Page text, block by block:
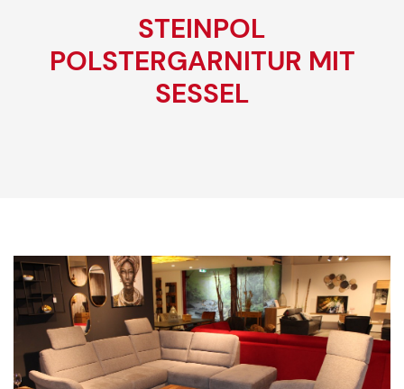
STEINPOL
POLSTERGARNITUR MIT
SESSEL